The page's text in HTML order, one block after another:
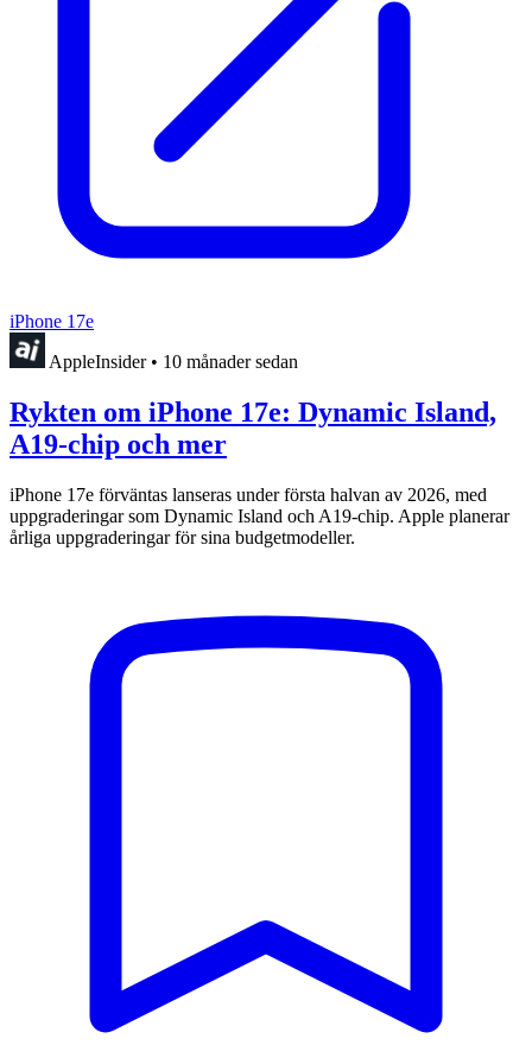
iPhone 17e
AppleInsider • 10 månader sedan
Rykten om iPhone 17e: Dynamic Island,
A19-chip och mer
iPhone 17e förväntas lanseras under första halvan av 2026, med
uppgraderingar som Dynamic Island och A19-chip. Apple planerar
årliga uppgraderingar för sina budgetmodeller.